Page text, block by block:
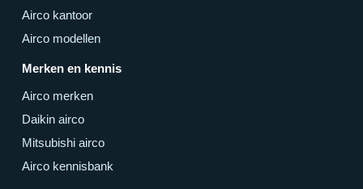
Airco kantoor
Airco modellen
Merken en kennis
Airco merken
Daikin airco
Mitsubishi airco
Airco kennisbank